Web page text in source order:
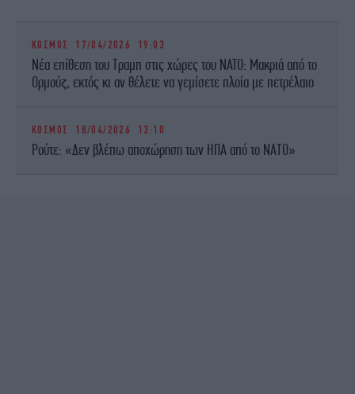
ΚΟΣΜΟΣ 17/04/2026 19:03
Νέα επίθεση του Τραμπ στις χώρες του NATO: Μακριά από το
Ορμούζ, εκτός κι αν θέλετε να γεμίσετε πλοία με πετρέλαιο
ΚΟΣΜΟΣ 18/04/2026 13:10
Ρούτε: «Δεν βλέπω αποχώρηση των ΗΠΑ από το ΝΑΤΟ»